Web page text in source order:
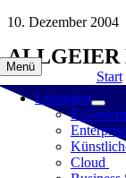
Zum
springen
Menü
Lösungen
E-
Cloud
10. Dezember 2004
ALLGEIER
Start